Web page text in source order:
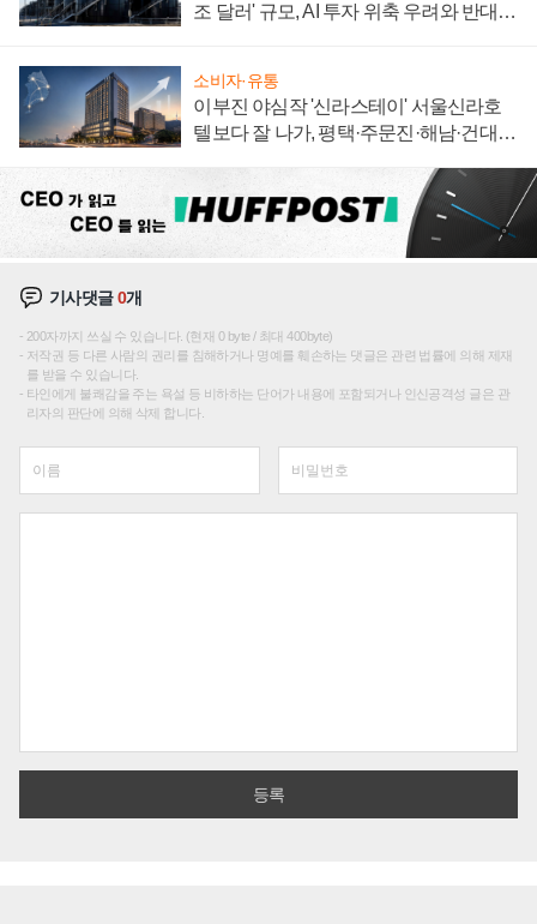
조 달러' 규모, AI 투자 위축 우려와 반대
소비자·유통
이부진 야심작 '신라스테이' 서울신라호
텔보다 잘 나가, 평택·주문진·해남·건대로
기사댓글0개
200자까지 쓰실 수 있습니다. (현재 0 byte / 최대 400byte)
저작권 등 다른 사람의 권리를 침해하거나 명예를 훼손하는 댓글은 관련 법률에 의해 제재
를 받을 수 있습니다.
타인에게 불쾌감을 주는 욕설 등 비하하는 단어가 내용에 포함되거나 인신공격성 글은 관
리자의 판단에 의해 삭제 합니다.